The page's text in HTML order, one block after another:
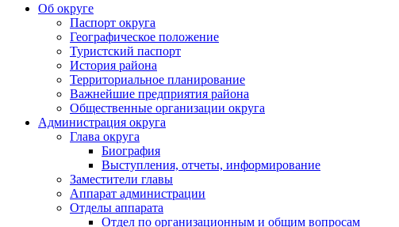
Об округе
Паспорт округа
Географическое положение
Туристский паспорт
История района
Территориальное планирование
Важнейшие предприятия района
Общественные организации округа
Администрация округа
Глава округа
Биография
Выступления, отчеты, информирование
Заместители главы
Аппарат администрации
Отделы аппарата
Отдел по организационным и общим вопросам